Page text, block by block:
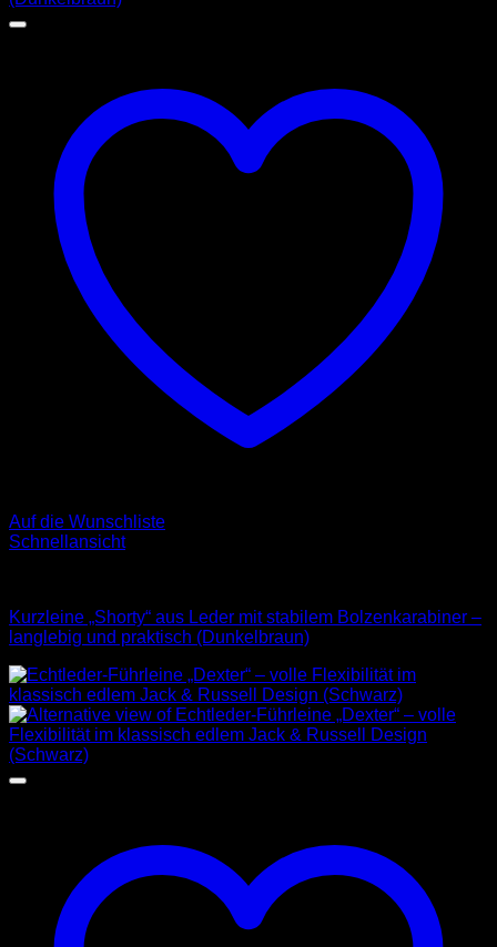
Auf die Wunschliste
Schnellansicht
Kurzleine „Shorty“ aus Leder mit stabilem Bolzenkarabiner –
langlebig und praktisch (Dunkelbraun)